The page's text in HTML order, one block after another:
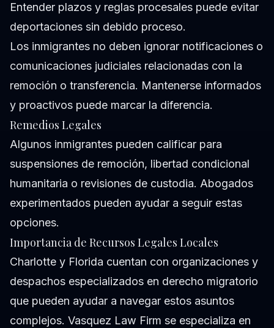
Entender plazos y reglas procesales puede evitar
deportaciones sin debido proceso.
Los inmigrantes no deben ignorar notificaciones o
comunicaciones judiciales relacionadas con la
remoción o transferencia. Mantenerse informados
y proactivos puede marcar la diferencia.
Remedios Legales
Algunos inmigrantes pueden calificar para
suspensiones de remoción, libertad condicional
humanitaria o revisiones de custodia. Abogados
experimentados pueden ayudar a seguir estas
opciones.
Importancia de Recursos Legales Locales
Charlotte y Florida cuentan con organizaciones y
despachos especializados en derecho migratorio
que pueden ayudar a navegar estos asuntos
complejos. Vasquez Law Firm se especializa en